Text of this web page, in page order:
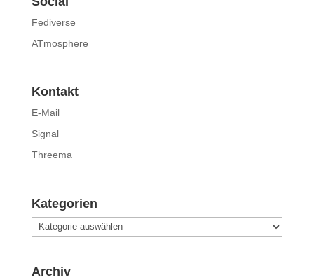
Fediverse
ATmosphere
Kontakt
E-Mail
Signal
Threema
Kategorien
Kategorien
Archiv